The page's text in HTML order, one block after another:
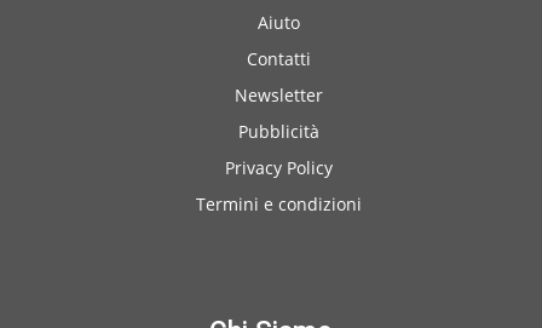
Aiuto
Contatti
Newsletter
Pubblicità
Privacy Policy
Termini e condizioni